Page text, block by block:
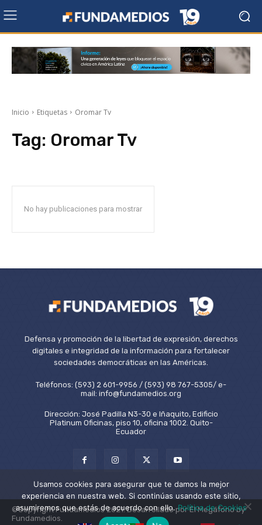
Inicio Etiquetas Oromar Tv
Tag: Oromar Tv
No hay publicaciones para mostrar
Defensa y promoción de la libertad de expresión, derechos
digitales e integridad de la información para fortalecer
sociedades democráticas en las Américas.
Teléfonos: (593) 2 601-9956 / (593) 98 767-5305/ e-
mail: info@fundamedios.org
Dirección: José Padilla N3-30 e Iñaquito, Edificio
Platinum Oficinas, piso 10, oficina 1002. Quito-
Ecuador
©Copyright Fundamedios 2021. Desarrollado por El Megáfono by
Fundamedios.
Usamos cookies para asegurar que te damos la mejor
experiencia en nuestra web. Si continúas usando este sitio,
asumiremos que estás de acuerdo con ello.Política de Cookies